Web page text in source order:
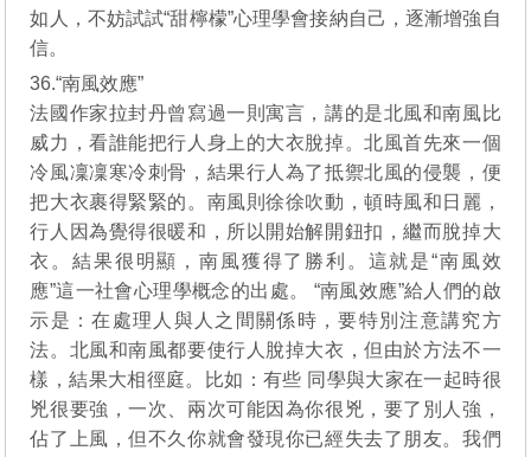
如人，不妨試試“甜檸檬”心理學會接納自己，逐漸增強自
信。
36.“南風效應”
法國作家拉封丹曾寫過一則寓言，講的是北風和南風比
威力，看誰能把行人身上的大衣脫掉。北風首先來一個
冷風凜凜寒冷刺骨，結果行人為了抵禦北風的侵襲，便
把大衣裹得緊緊的。南風則徐徐吹動，頓時風和日麗，
行人因為覺得很暖和，所以開始解開鈕扣，繼而脫掉大
衣。結果很明顯，南風獲得了勝利。這就是“南風效
應”這一社會心理學概念的出處。 “南風效應”給人們的啟
示是：在處理人與人之間關係時，要特別注意講究方
法。北風和南風都要使行人脫掉大衣，但由於方法不一
樣，結果大相徑庭。比如：有些 同學與大家在一起時很
兇很要強，一次、兩次可能因為你很兇，要了別人強，
佔了上風，但不久你就會發現你已經失去了朋友。我們